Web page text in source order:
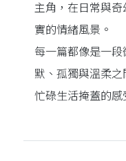
主角，在日常與
實的情緒風景。
每一篇都像是一
默、孤獨與溫柔
忙碌生活掩蓋的感